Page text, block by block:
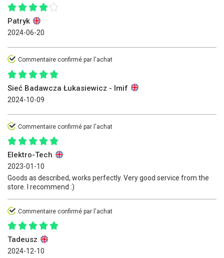
Patryk
2024-06-20
Commentaire confirmé par l'achat
Sieć Badawcza Łukasiewicz - Imif
2024-10-09
Commentaire confirmé par l'achat
Elektro-Tech
2023-01-10
Goods as described, works perfectly. Very good service from the
store. I recommend :)
Commentaire confirmé par l'achat
Tadeusz
2024-12-10